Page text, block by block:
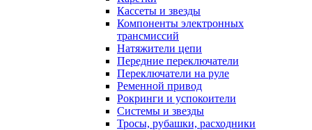
Кассеты и звезды
Компоненты электронных
трансмиссий
Натяжители цепи
Передние переключатели
Переключатели на руле
Ременной привод
Рокринги и успокоители
Системы и звезды
Тросы, рубашки, расходники